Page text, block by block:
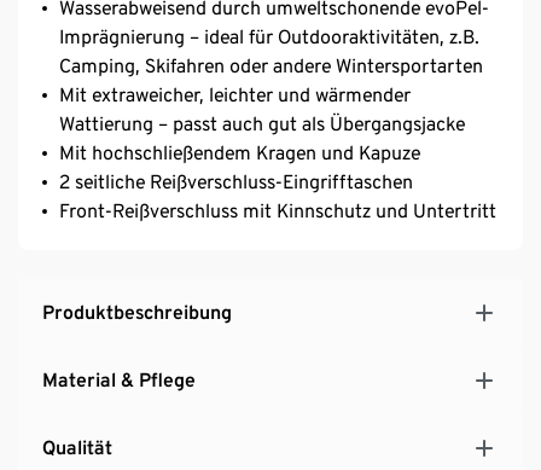
Wasserabweisend durch umweltschonende evoPel-
Imprägnierung – ideal für Outdooraktivitäten, z.B.
Camping, Skifahren oder andere Wintersportarten
Mit extraweicher, leichter und wärmender
Wattierung – passt auch gut als Übergangsjacke
Mit hochschließendem Kragen und Kapuze
2 seitliche Reißverschluss-Eingrifftaschen
Front-Reißverschluss mit Kinnschutz und Untertritt
Produktbeschreibung
Material & Pflege
Qualität